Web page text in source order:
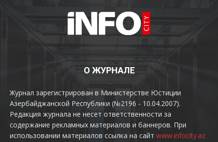
О ЖУРНАЛЕ
Журнал зарегистрирован в Министерстве Юстиции
Азербайджанской Республики (№2196 - 10.04.2007).
Редакция журнала не несет ответственности за
содержание рекламных материалов и баннеров. При
использовании материалов ссылка на сайт www.infocity.az